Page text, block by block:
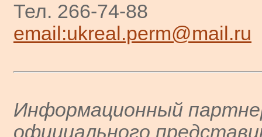
Тел. 266-74-88
email:ukreal.perm@mail.ru
Информационный
официального